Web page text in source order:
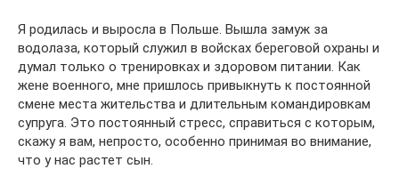
Я родилась и выросла в Польше. Вышла замуж за
водолаза, который служил в войсках береговой охраны и
думал только о тренировках и здоровом питании. Как
жене военного, мне пришлось привыкнуть к постоянной
смене места жительства и длительным командировкам
супруга. Это постоянный стресс, справиться с которым,
скажу я вам, непросто, особенно принимая во внимание,
что у нас растет сын.